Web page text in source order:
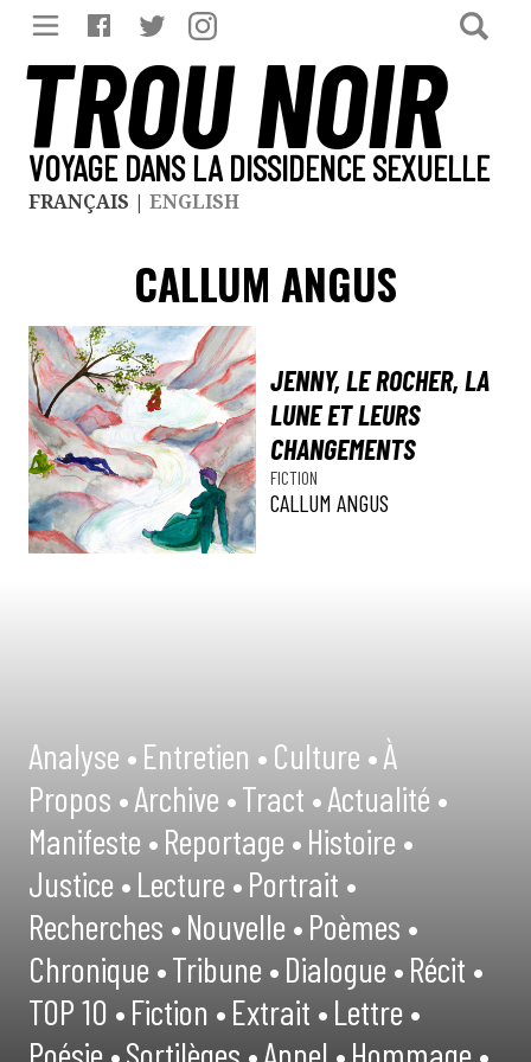
TROU NOIR
VOYAGE DANS LA DISSIDENCE SEXUELLE
FRANÇAIS | ENGLISH
CALLUM ANGUS
JENNY, LE ROCHER, LA
LUNE ET LEURS
CHANGEMENTS
FICTION
CALLUM ANGUS
Analyse •Entretien •Culture •À
Propos •Archive •Tract •Actualité •
Manifeste •Reportage •Histoire •
Justice •Lecture •Portrait •
Recherches •Nouvelle •Poèmes •
Chronique •Tribune •Dialogue •Récit •
TOP 10 •Fiction •Extrait •Lettre •